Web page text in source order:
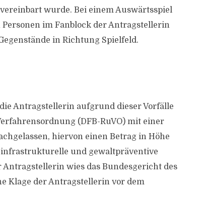
wurde. Bei einem Auswärtsspiel
im Fanblock der Antragstellerin
in Richtung Spielfeld.
Antragstellerin aufgrund dieser Vorfälle
(DFB-RuVO) mit einer
hiervon einen Betrag in Höhe
und gewaltpräventive
wies das Bundesgericht des
Klage der Antragstellerin vor dem